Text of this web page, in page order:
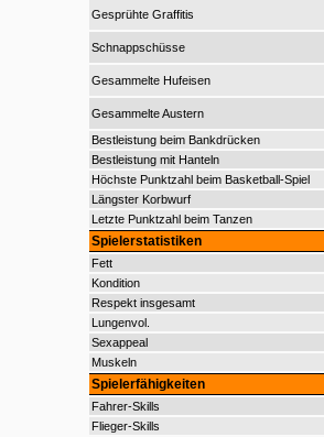
Gesprühte Graffitis
Schnappschüsse
Gesammelte Hufeisen
Gesammelte Austern
Bestleistung beim Bankdrücken
Bestleistung mit Hanteln
Höchste Punktzahl beim Basketball-Spiel
Längster Korbwurf
Letzte Punktzahl beim Tanzen
Spielerstatistiken
Fett
Kondition
Respekt insgesamt
Lungenvol.
Sexappeal
Muskeln
Spielerfähigkeiten
Fahrer-Skills
Flieger-Skills